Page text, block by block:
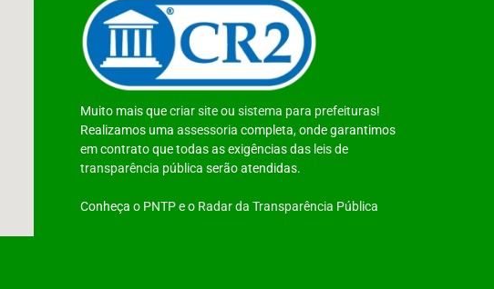
Muito mais quecriar siteou sistema para prefeituras!
Realizamos uma assessoria completa, onde garantimos
em contrato que todas as exigências das leis de
transparência pública serão atendidas.
Conheça o PNTPe o Radar da Transparência Pública